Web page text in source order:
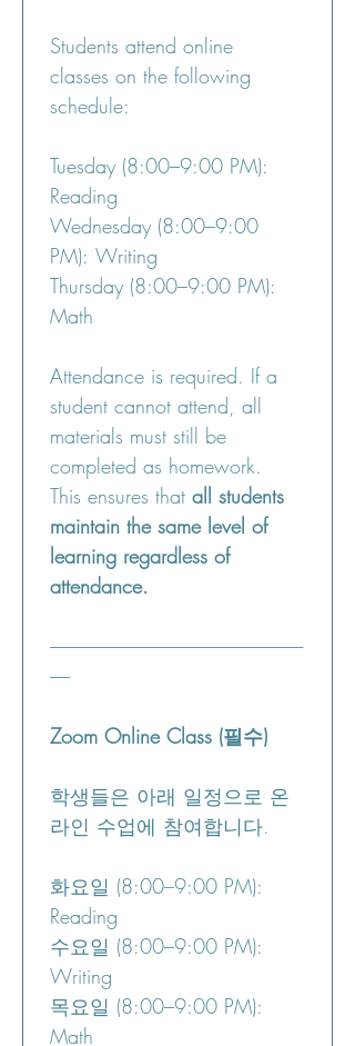
Students attend online
classes on the following
schedule:
Tuesday (8:00–9:00 PM):
Reading
Wednesday (8:00–9:00
PM): Writing
Thursday (8:00–9:00 PM):
Math
Attendance is required. If a
student cannot attend, all
materials must still be
completed as homework.
This ensures that all students
maintain the same level of
learning regardless of
attendance.
----------------------------------------------------------------------------
------
Zoom Online Class (필수)
학생들은 아래 일정으로 온
라인 수업에 참여합니다.
화요일 (8:00–9:00 PM):
Reading
수요일 (8:00–9:00 PM):
Writing
목요일 (8:00–9:00 PM):
Math